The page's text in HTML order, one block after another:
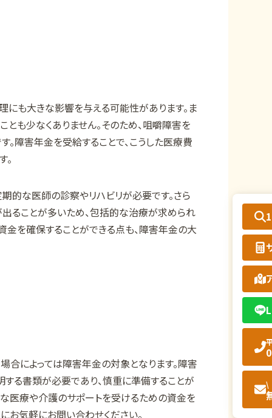
も大きな影響を与える可能性があります。ま
も少なくありません。そのため、咀嚼障害を
障害年金を受給することで、こうした医療費
的な医師の診察やリハビリが必要です。さら
ることが多いため、包括的な治療が求められ
金を確保することができる点も、障害年金の大
によっては障害年金の対象となります。障害
る書類が必要であり、慎重に準備することが
医療や介護のサポートを受けるための資金を
お気軽にお問い合わせください。
\